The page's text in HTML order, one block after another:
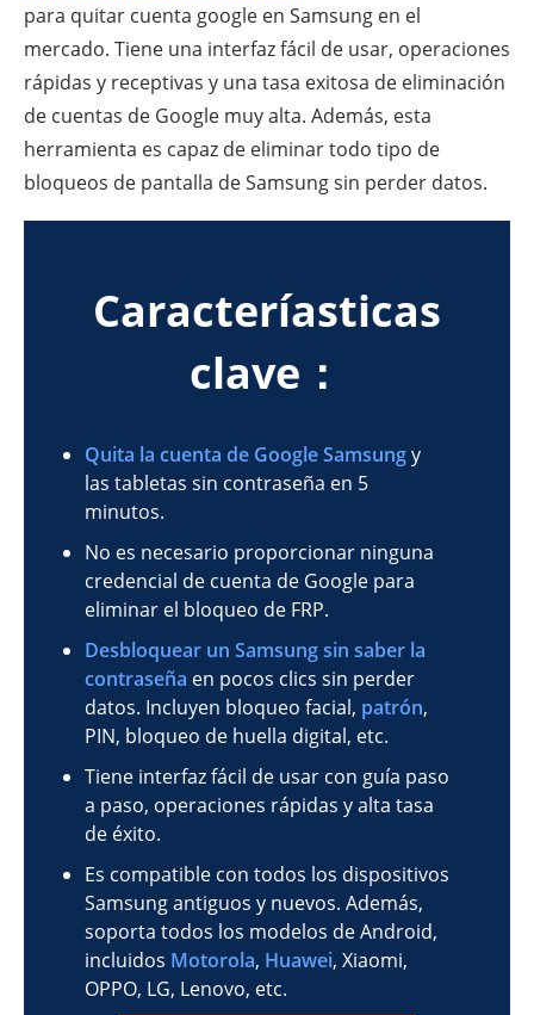
para quitar cuenta google en Samsung en el
mercado. Tiene una interfaz fácil de usar, operaciones
rápidas y receptivas y una tasa exitosa de eliminación
de cuentas de Google muy alta. Además, esta
herramienta es capaz de eliminar todo tipo de
bloqueos de pantalla de Samsung sin perder datos.
Caracteríasticas
clave：
Quita la cuenta de Google Samsungy
las tabletas sin contraseña en 5
minutos.
No es necesario proporcionar ninguna
credencial de cuenta de Google para
eliminar el bloqueo de FRP.
Desbloquear un Samsung sin saber la
contraseña en pocos clics sin perder
datos. Incluyen bloqueo facial, patrón,
PIN, bloqueo de huella digital, etc.
Tiene interfaz fácil de usar con guía paso
a paso, operaciones rápidas y alta tasa
de éxito.
Es compatible con todos los dispositivos
Samsung antiguos y nuevos. Además,
soporta todos los modelos de Android,
incluidos Motorola, Huawei, Xiaomi,
OPPO, LG, Lenovo, etc.